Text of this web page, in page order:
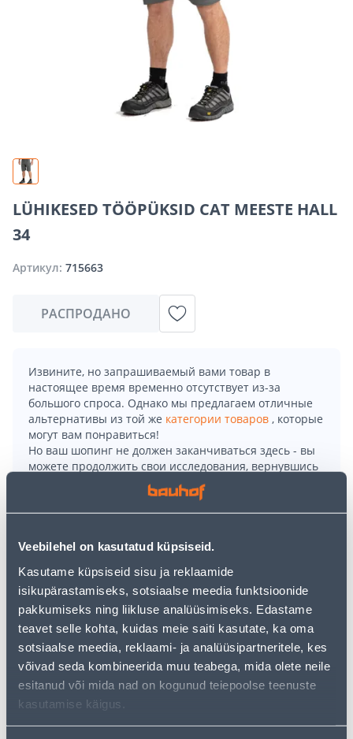
Veebilehel on kasutatud küpsiseid.
Kasutame küpsiseid sisu ja reklaamide
isikupärastamiseks, sotsiaalse meedia funktsioonide
pakkumiseks ning liikluse analüüsimiseks. Edastame
teavet selle kohta, kuidas meie saiti kasutate, ka oma
sotsiaalse meedia, reklaami- ja analüüsipartneritele, kes
võivad seda kombineerida muu teabega, mida olete neile
esitanud või mida nad on kogunud teiepoolse teenuste
kasutamise käigus.
LÜHIKESED TÖÖPÜKSID CAT MEESTE HALL
34
Артикул: 715663
РАСПРОДАНО
Извините, но запрашиваемый вами товар в
настоящее время временно отсутствует из-за
большого спроса. Однако мы предлагаем отличные
альтернативы из той же категории товаров , которые
могут вам понравиться!
Но ваш шопинг не должен заканчиваться здесь - вы
можете продолжить свои исследования, вернувшись
или используя нашу мощную
функцию поиска, чтобы найти еще более приятные
варианты. Удачных покупок!
• Kahes suunas veniv kangas annab pükstele mugava
liikumise.
• Pükstel on palju erinevaid funktisonaalseid taskuid.
• Suurus 34, värvus: hall.
• 14-päevane tagastusõigus.
Доставка невозможна